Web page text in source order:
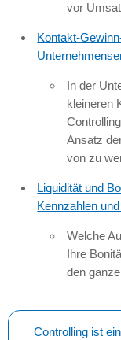
vor
Kontakt-
In der
kleineren
Ansatz
von zu
Liquidität und
Kennzahlen
Welche
Ihre
den
Controlling ist